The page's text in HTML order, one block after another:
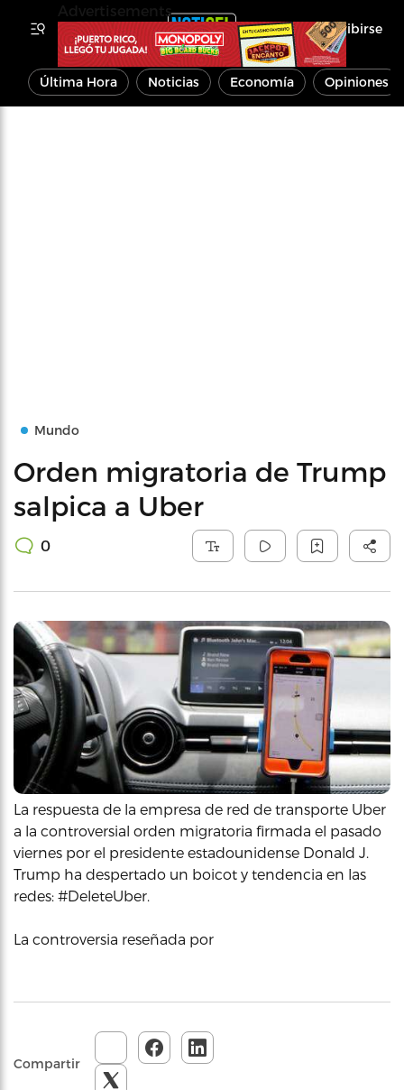
Inscribirse
Última Hora Noticias Economía Opiniones
Mundo
Orden migratoria de Trump
salpica a Uber
0
La respuesta de la empresa de red de transporte Uber
a la controversial orden migratoria firmada el pasado
viernes por el presidente estadounidense Donald J.
Trump ha despertado un boicot y tendencia en las
redes: #DeleteUber.
La controversia reseñada por
Compartir
Advertisements